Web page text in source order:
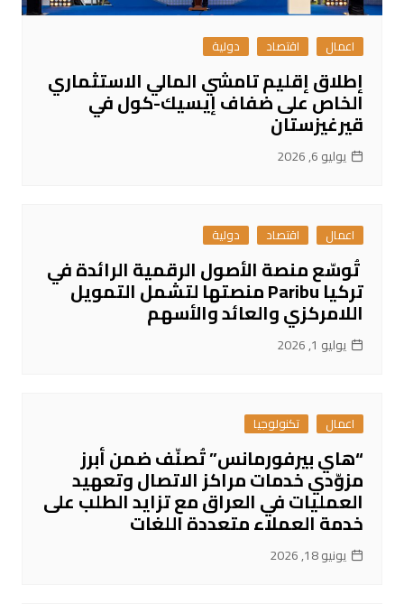
اعمال اقتصاد دولية
إطلاق إقليم تامشي المالي الاستثماري
الخاص على ضفاف إيسيك-كول في
قيرغيزستان
يوليو 6, 2026
اعمال اقتصاد دولية
تُوسّع منصة الأصول الرقمية الرائدة في
تركيا Paribu منصتها لتشمل التمويل
اللامركزي والعائد والأسهم
يوليو 1, 2026
اعمال تكنولوجيا
“هاي بيرفورمانس” تُصنّف ضمن أبرز
مزوّدي خدمات مراكز الاتصال وتعهيد
العمليات في العراق مع تزايد الطلب على
خدمة العملاء متعددة اللغات
يونيو 18, 2026